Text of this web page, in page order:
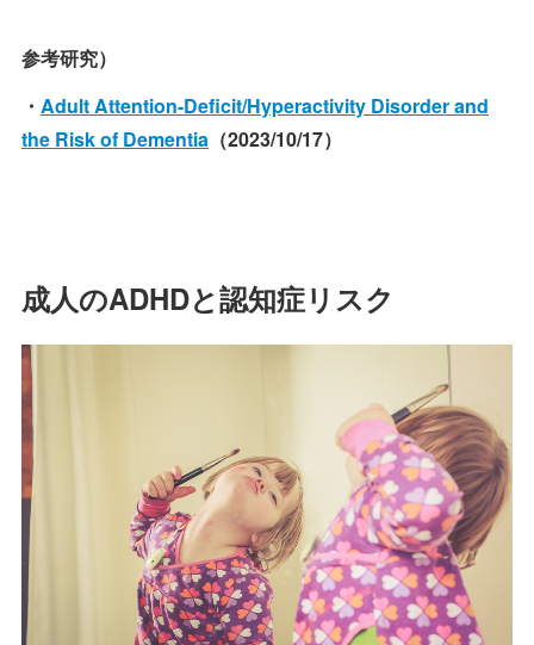
参考研究）
・ Adult Attention-Deficit/Hyperactivity Disorder and
the Risk of Dementia （2023/10/17）
成人のADHDと認知症リスク